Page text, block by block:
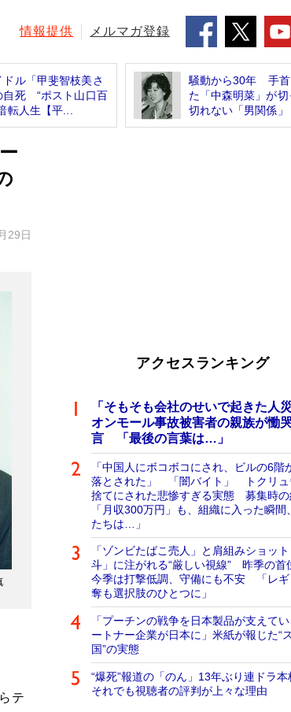
情報提供 メルマガ登録
ドル「甲斐智枝美さ
自死 “ポスト山口百
転人生【平...
騒動から30年 手首
た「中森明菜」が切
切れない「男関係」
29日
テ
アクセスランキング
「そもそも会社のせいで起きた人
オンモール事故被害者の親族が慟
言 「最後の言葉は…」
「中国人にボコボコにされ、ビルの6階
落とされた」 「闇バイト」 トクリュ
捨てにされた悲惨すぎる実態 募集時の
「月収300万円」も、組織に入った瞬間
たちは…」
「ゾンビたばこ売人」と肩組みショッ
斗」に注がれる“厳しい視線” 昨季の首
今季は打撃低調、守備にも不安 「レギ
奪も選択肢のひとつに」
「プーチンの戦争を日本製品が支えて
ートナー企業が日本に」米紙が報じた“
国”の実態
“爆死”報道の「のん」13年ぶり連ドラ
それでも視聴者の評判が上々な理由